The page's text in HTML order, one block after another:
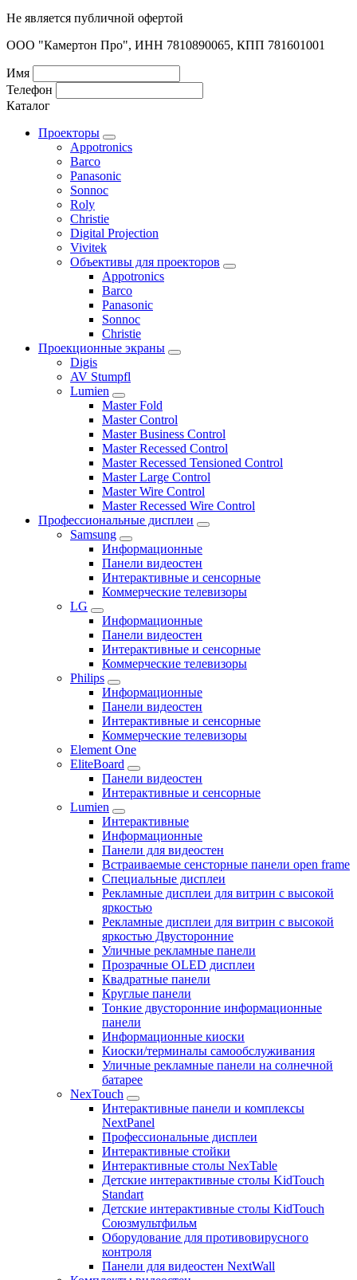
Не является публичной офертой
ООО "Камертон Про", ИНН 7810890065, КПП 781601001
Имя
Телефон
Каталог
Проекторы
Appotronics
Barco
Panasonic
Sonnoc
Roly
Christie
Digital Projection
Vivitek
Объективы для проекторов
Appotronics
Barco
Panasonic
Sonnoc
Сhristie
Проекционные экраны
Digis
AV Stumpfl
Lumien
Master Fold
Master Control
Master Business Control
Master Recessed Control
Master Recessed Tensioned Control
Master Large Control
Master Wire Control
Master Recessed Wire Control
Профессиональные дисплеи
Samsung
Информационные
Панели видеостен
Интерактивные и сенсорные
Коммерческие телевизоры
LG
Информационные
Панели видеостен
Интерактивные и сенсорные
Коммерческие телевизоры
Philips
Информационные
Панели видеостен
Интерактивные и сенсорные
Коммерческие телевизоры
Element One
EliteBoard
Панели видеостен
Интерактивные и сенсорные
Lumien
Интерактивные
Информационные
Панели для видеостен
Встраиваемые сенсторные панели open frame
Специальные дисплеи
Рекламные дисплеи для витрин с высокой
яркостью
Рекламные дисплеи для витрин с высокой
яркостью Двусторонние
Уличные рекламные панели
Прозрачные OLED дисплеи
Квадратные панели
Круглые панели
Тонкие двусторонние информационные
панели
Информационные киоски
Киоски/терминалы самообслуживания
Уличные рекламные панели на солнечной
батарее
NexTouch
Интерактивные панели и комплексы
NextPanel
Профессиональные дисплеи
Интерактивные стойки
Интерактивные столы NexTable
Детские интерактивные столы KidTouch
Standart
Детские интерактивные столы KidTouch
Союзмультфильм
Оборудование для противовирусного
контроля
Панели для видеостен NextWall